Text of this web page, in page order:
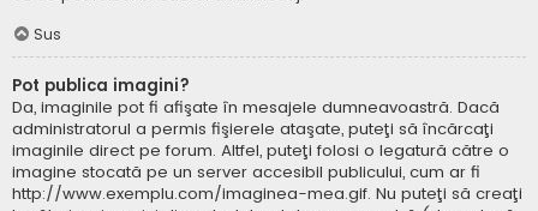
Sus
Pot publica imagini?
Da, imaginile pot fi afişate în mesajele dumneavoastră. Dacă
administratorul a permis fişierele ataşate, puteţi să încărcaţi
imaginile direct pe forum. Altfel, puteţi folosi o legatură către o
imagine stocată pe un server accesibil publicului, cum ar fi
http://www.exemplu.com/imaginea-mea.gif. Nu puteţi să creaţi